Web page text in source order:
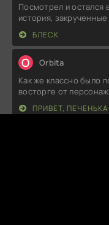
Посмотрел и остался
история, закрученные
БЛЕСК
O Orbita
Как же классно было
восторге от
ПРИВЕТ, ПЕЧЕНЬКА